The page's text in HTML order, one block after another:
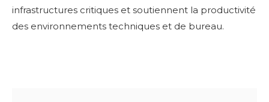
infrastructures critiques et soutiennent la productivité
des environnements techniques et de bureau.